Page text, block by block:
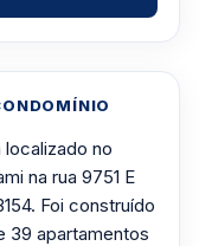
no
na rua 9751 E
Foi construído
39 apartamentos